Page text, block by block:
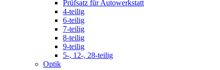
Prüfsatz für Autowerkstatt
4-teilig
6-teilig
7-teilig
8-teilig
9-teilig
5-, 12-, 28-teilig
Optik